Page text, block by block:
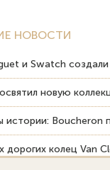
НОВОСТИ
и Swatch
новую
истории: Boucheron
колец Van